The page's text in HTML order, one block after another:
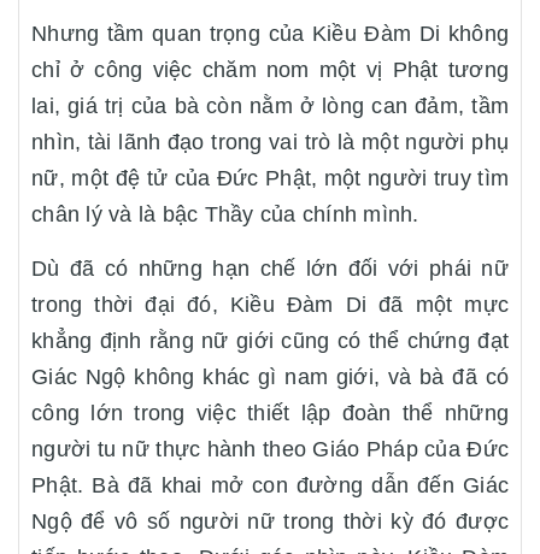
Nhưng tầm quan trọng của Kiều Đàm Di không
chỉ ở công việc chăm nom một vị Phật tương
lai, giá trị của bà còn nằm ở lòng can đảm, tầm
nhìn, tài lãnh đạo trong vai trò là một người phụ
nữ, một đệ tử của Đức Phật, một người truy tìm
chân lý và là bậc Thầy của chính mình.
Dù đã có những hạn chế lớn đối với phái nữ
trong thời đại đó, Kiều Đàm Di đã một mực
khẳng định rằng nữ giới cũng có thể chứng đạt
Giác Ngộ không khác gì nam giới, và bà đã có
công lớn trong việc thiết lập đoàn thể những
người tu nữ thực hành theo Giáo Pháp của Đức
Phật. Bà đã khai mở con đường dẫn đến Giác
Ngộ để vô số người nữ trong thời kỳ đó được